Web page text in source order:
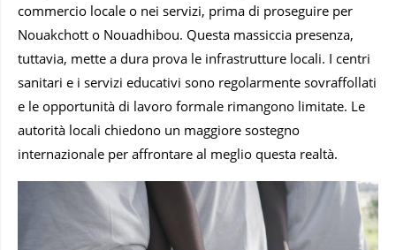
commercio locale o nei servizi, prima di proseguire per
Nouakchott o Nouadhibou. Questa massiccia presenza,
tuttavia, mette a dura prova le infrastrutture locali. I centri
sanitari e i servizi educativi sono regolarmente sovraffollati
e le opportunità di lavoro formale rimangono limitate. Le
autorità locali chiedono un maggiore sostegno
internazionale per affrontare al meglio questa realtà.